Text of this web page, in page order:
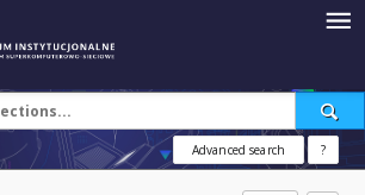
Advanced search ?